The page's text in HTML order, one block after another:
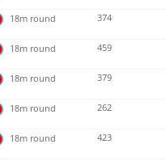
18m round 374
18m round 459
18m round 379
18m round 262
18m round 423